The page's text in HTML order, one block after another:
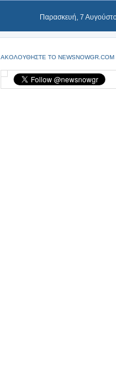
Παρασκευή, 7
ΑΚΟΛΟΥΘΗΣΤΕ ΤΟ NEWSNOWGR.COM